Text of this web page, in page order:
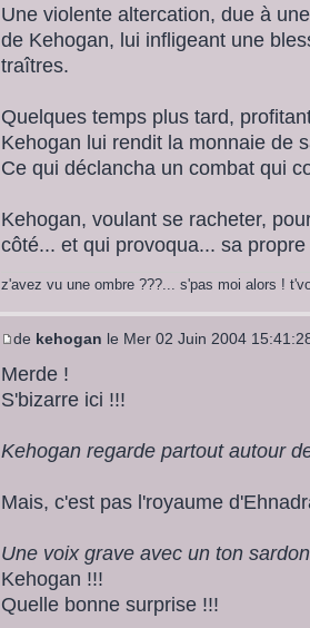
Une violente altercation, due à
de Kehogan, lui infligeant une
traîtres.
Quelques temps plus tard,
Kehogan lui rendit la monnaie de
Ce qui déclancha un combat qui
Kehogan, voulant se racheter,
côté... et qui provoqua... sa
z'avez vu une ombre ???... s'pas moi alors !
de kehogan le Mer 02 Juin 2004
Merde !
S'bizarre ici !!!
Kehogan regarde partout autour
Mais, c'est pas l'royaume
Une voix grave avec un ton
Kehogan !!!
Quelle bonne surprise !!!